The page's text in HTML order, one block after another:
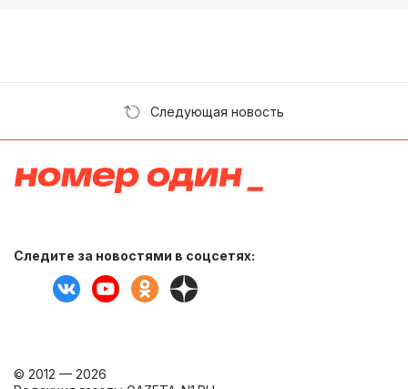
Следующая новость
Следите за новостями в соцсетях:
© 2012 — 2026